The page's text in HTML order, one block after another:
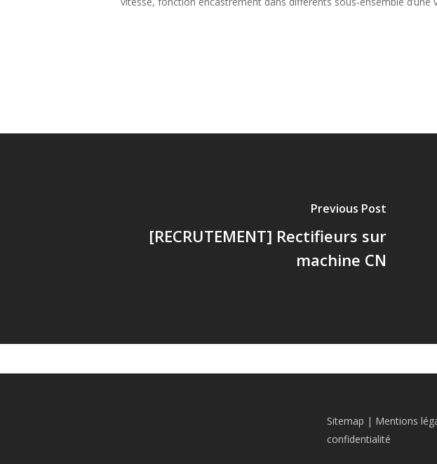
Previous Post
[RECRUTEMENT] Rectifieurs sur
machine CN
Sitemap | Mentions
confidentialité